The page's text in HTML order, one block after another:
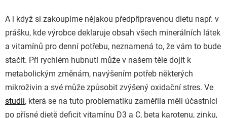
A i když si zakoupíme nějakou předpřipravenou dietu např. v
prášku, kde výrobce deklaruje obsah všech minerálních látek
a vitamínů pro denní potřebu, neznamená to, že vám to bude
stačit. Při rychlém hubnutí může v našem těle dojít k
metabolickým změnám, navýšením potřeb některých
mikroživin a své může způsobit zvýšený oxidační stres. Ve
studii, která se na tuto problematiku zaměřila měli účastníci
po přísné dietě deficit vitamínu D3 a C, beta karotenu, zinku,